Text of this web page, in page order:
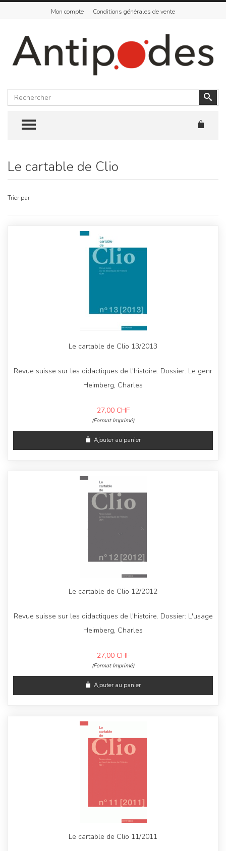
Mon compte Conditions générales de vente
Rechercher
TOGGLE MENU
Skip
content
Le cartable de Clio
Trier par
Le cartable de Clio 13/2013
Revue suisse sur les didactiques de l'histoire. Dossier: Le genr
Heimberg, Charles
27,00 CHF
(Format Imprimé)
Ajouter au panier
Le cartable de Clio 12/2012
Revue suisse sur les didactiques de l'histoire. Dossier: L'usage
Heimberg, Charles
27,00 CHF
(Format Imprimé)
Ajouter au panier
Le cartable de Clio 11/2011